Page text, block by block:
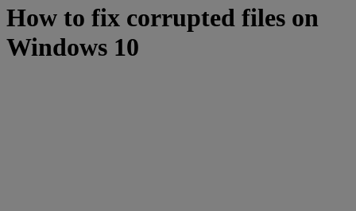
How to fix corrupted files on
Windows 10